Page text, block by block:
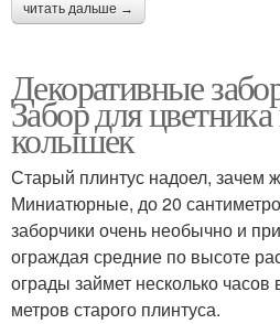
читать дальше →
Декоративные
Забор для
колышек
Старый плинтус надоел, зачем
Миниатюрные, до 20
заборчики очень необычно и
ограждая средние по высоте
ограды займет несколько
метров старого плинтуса.